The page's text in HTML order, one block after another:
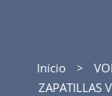
Inicio
ZAPATILLAS